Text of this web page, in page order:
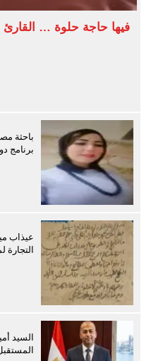
فيها حاجة حلوة …
برنامج
عيذاب
التجارة لمدة
السيد